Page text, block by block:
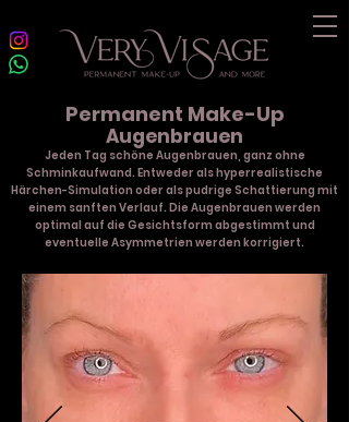
Permanent Make-Up
Augenbrauen
Jeden Tag schöne Augenbrauen, ganz ohne
Schminkaufwand. Entweder als hyperrealistische
Härchen-Simulation oder als pudrige Schattierung mit
einem sanften Verlauf. Die Augenbrauen werden
optimal auf die Gesichtsform abgestimmt und
eventuelle Asymmetrien werden korrigiert.